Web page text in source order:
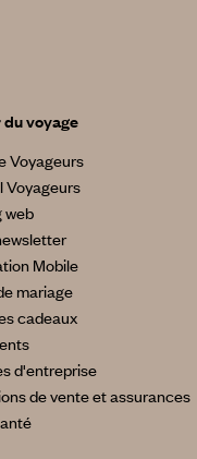
voyage
Voyageurs
Voyageurs
web
Mobile
mariage
cadeaux
d'entreprise
de vente et assurances